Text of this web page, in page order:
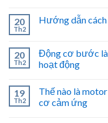
20
Th2
Hướng dẫn
20
Th2
Động cơ bước là
hoạt động
19
Th2
Thế nào là
cơ cảm ứng